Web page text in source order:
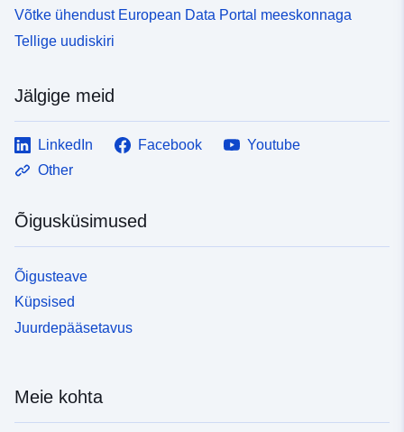
Võtke ühendust European Data Portal meeskonnaga
Tellige uudiskiri
Jälgige meid
LinkedIn Facebook
Youtube
Other
Õigusküsimused
Õigusteave
Küpsised
Juurdepääsetavus
Meie kohta